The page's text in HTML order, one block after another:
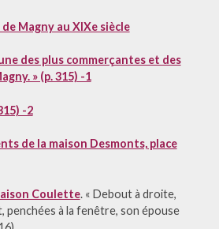
Magny au XIXe siècle
des plus commerçantes et des
» (p. 315) -1
-2
de la maison Desmonts, place
Coulette. « Debout à droite,
penchées à la fenêtre, son épouse